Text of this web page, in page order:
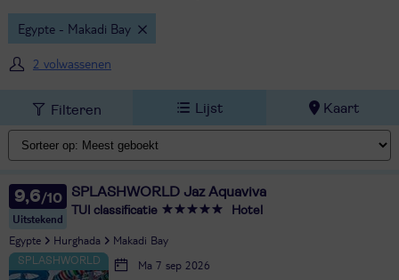
Egypte - Makadi Bay
2 volwassenen
Filteren Lijst Kaart
9,6
Uitstekend
SPLASHWORLD Jaz Aquaviva
TUI classificatie Hotel
Egypte Hurghada Makadi Bay
Ma 7 sep 2026